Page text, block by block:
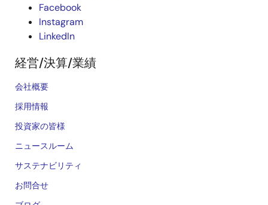
Facebook
Instagram
LinkedIn
経営/決算/業績
会社概要
採用情報
投資家の皆様
ニュースルーム
サステナビリティ
お問合せ